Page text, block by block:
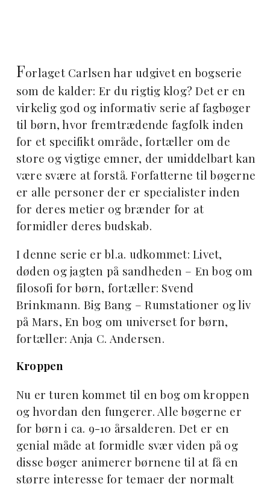
Forlaget Carlsen har udgivet en bogserie
som de kalder: Er du rigtig klog? Det er en
virkelig god og informativ serie af fagbøger
til børn, hvor fremtrædende fagfolk inden
for et specifikt område, fortæller om de
store og vigtige emner, der umiddelbart kan
være svære at forstå. Forfatterne til bøgerne
er alle personer der er specialister inden
for deres metier og brænder for at
formidler deres budskab.
I denne serie er bl.a. udkommet: Livet,
døden og jagten på sandheden – En bog om
filosofi for børn, fortæller: Svend
Brinkmann. Big Bang – Rumstationer og liv
på Mars, En bog om universet for børn,
fortæller: Anja C. Andersen.
Kroppen
Nu er turen kommet til en bog om kroppen
og hvordan den fungerer. Alle bøgerne er
for børn i ca. 9-10 årsalderen. Det er en
genial måde at formidle svær viden på og
disse bøger animerer børnene til at få en
større interesse for temaer der normalt